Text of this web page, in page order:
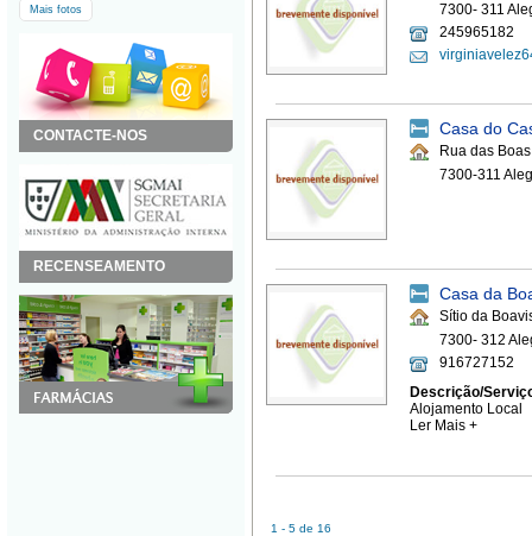
Mais fotos
CONTACTE-NOS
RECENSEAMENTO
7300- 311
245965182
Casa do
Rua das
7300-311
Casa da
Sítio da
7300- 312
916727152
Descrição/
Alojamento Local
Ler Mais +
1 - 5 de 16